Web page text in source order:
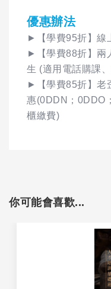
優惠辦法
►【學費95折】線
►【學費88折】兩
生 (適用電話購課
►【學費85折】老
惠(0DDN；0DDO
櫃繳費)
你可能會喜歡...